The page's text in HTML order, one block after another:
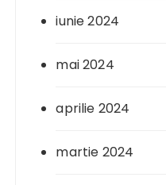
iunie 2024
mai 2024
aprilie 2024
martie 2024